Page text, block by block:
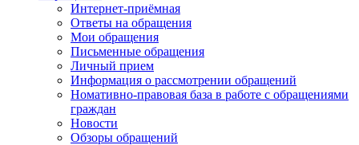
Интернет-приёмная
Ответы на обращения
Мои обращения
Письменные обращения
Личный прием
Информация о рассмотрении обращений
Номативно-правовая база в работе с обращениями
граждан
Новости
Обзоры обращений